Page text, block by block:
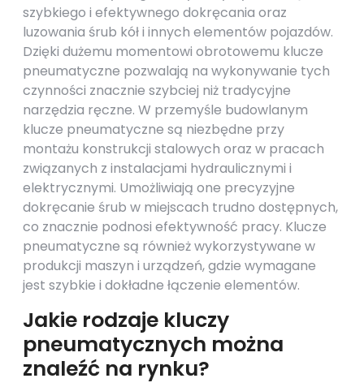
szybkiego i efektywnego dokręcania oraz
luzowania śrub kół i innych elementów pojazdów.
Dzięki dużemu momentowi obrotowemu klucze
pneumatyczne pozwalają na wykonywanie tych
czynności znacznie szybciej niż tradycyjne
narzędzia ręczne. W przemyśle budowlanym
klucze pneumatyczne są niezbędne przy
montażu konstrukcji stalowych oraz w pracach
związanych z instalacjami hydraulicznymi i
elektrycznymi. Umożliwiają one precyzyjne
dokręcanie śrub w miejscach trudno dostępnych,
co znacznie podnosi efektywność pracy. Klucze
pneumatyczne są również wykorzystywane w
produkcji maszyn i urządzeń, gdzie wymagane
jest szybkie i dokładne łączenie elementów.
Jakie rodzaje kluczy
pneumatycznych można
znaleźć na rynku?